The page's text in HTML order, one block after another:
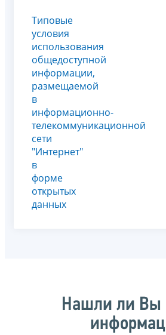
Типовые
условия
использования
общедоступной
информации,
размещаемой
в
информационно-
телекоммуникационной
сети
"Интернет"
в
форме
открытых
данных
Нашли ли Вы